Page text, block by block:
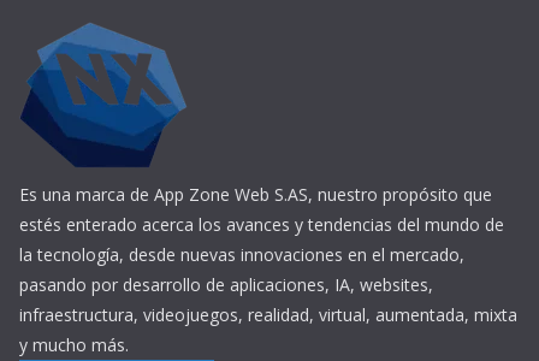
Es una marca de App Zone Web S.AS, nuestro propósito que
estés enterado acerca los avances y tendencias del mundo de
la tecnología, desde nuevas innovaciones en el mercado,
pasando por desarrollo de aplicaciones, IA, websites,
infraestructura, videojuegos, realidad, virtual, aumentada, mixta
y mucho más.